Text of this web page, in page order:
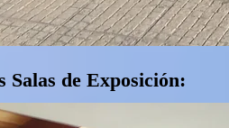
de Exposición: